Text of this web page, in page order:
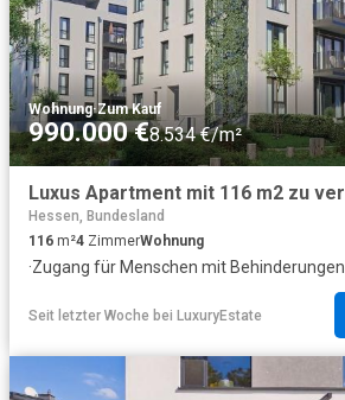
Wohnung·Zum Kauf
990.000 €8.534 €/m²
Hessen, Bundesland
116 m²4 ZimmerWohnung
·Zugang für Menschen mit Behinderungen
Seit letzter Woche bei LuxuryEstate